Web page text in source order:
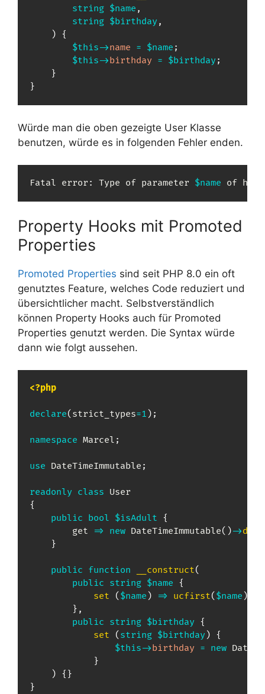
string $name ,
string $birthday ,
) {
$this->name = $name ;
$this->birthday = $birthday ;
}
}
Würde man die oben gezeigte User Klasse
benutzen, würde es in folgenden Fehler enden.
Fatal error: Type of parameter $name of
Property Hooks mit Promoted
Properties
Promoted Properties sind seit PHP 8.0 ein oft
genutztes Feature, welches Code reduziert und
übersichtlicher macht. Selbstverständlich
können Property Hooks auch für Promoted
Properties genutzt werden. Die Syntax würde
dann wie folgt aussehen.
<?php
declare( strict_types=1 ) ;
namespace Marcel ;
use DateTimeImmutable ;
readonly class User
{
public bool $isAdult {
        get
=> new DateTimeImmutable( )->diff
}
public function __construct(
public string $name {
set
( $name ) => ucfirst( $name )
} ,
public string $birthday {
set
( string $birthday ) {
$this->birthday = new
}
) { }
}